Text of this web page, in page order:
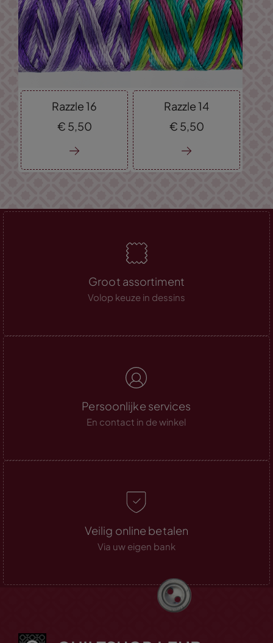
Razzle 16
€ 5,50
Razzle 14
€ 5,50
Groot assortiment
Volop keuze in dessins
Persoonlijke services
En contact in de winkel
Veilig online betalen
Via uw eigen bank